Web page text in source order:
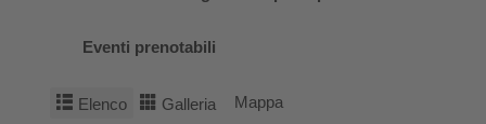
Eventi prenotabili
Elenco Galleria Mappa